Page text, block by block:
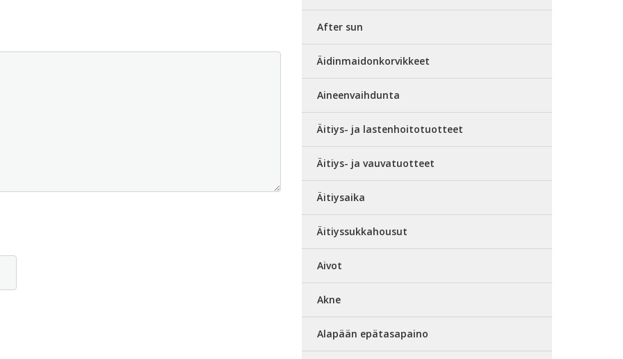
After sun
Äidinmaidonkorvikkeet
Aineenvaihdunta
Äitiys- ja lastenhoitotuotteet
Äitiys- ja vauvatuotteet
Äitiysaika
Äitiyssukkahousut
Aivot
Akne
Alapään epätasapaino